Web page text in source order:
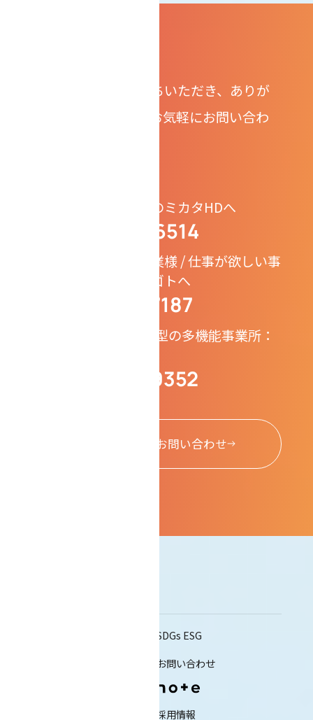
弊社にご関心をお持ちいただき、ありが
とうございます。 お気軽にお問い合わ
協業の依頼：ミンナのミカタHDへ
080-7463-6514
仕事を依頼したい企業様 / 仕事が欲しい事
業所様：ミンナのシゴトへ
050-1725-7187
就労継続支援A型とB型の多機能事業所：
050-1794-9352
お問い合わせ
SDGs ESG
お問い合わせ
採用情報